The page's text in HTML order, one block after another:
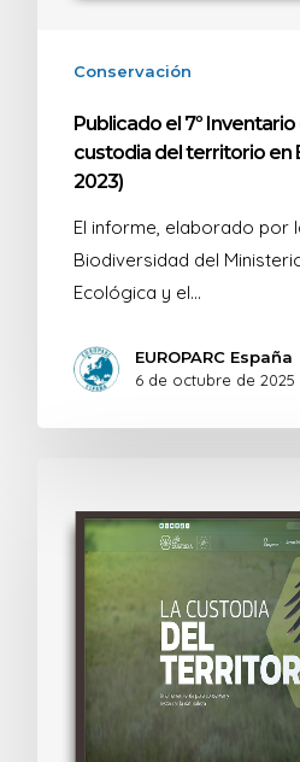
Conservación
Publicado el 7º
custodia del territorio en
2023)
El informe, elaborado por
Biodiversidad del
Ecológica y el…
EUROPARC España
6 de octubre de 2025